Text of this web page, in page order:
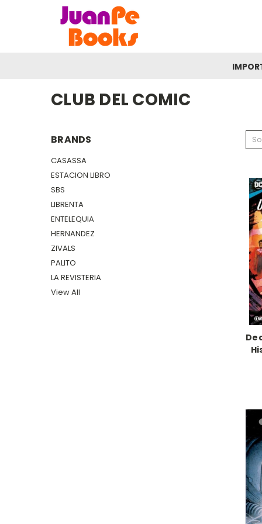
CLUB DEL COMIC
BRANDS
CASASSA
ESTACION LIBRO
SBS
LIBRENTA
ENTELEQUIA
HERNANDEZ
ZIVALS
PALITO
LA REVISTERIA
View All